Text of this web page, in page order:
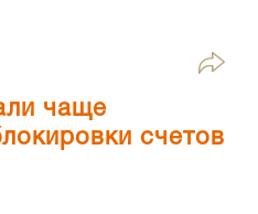
чаще
счетов